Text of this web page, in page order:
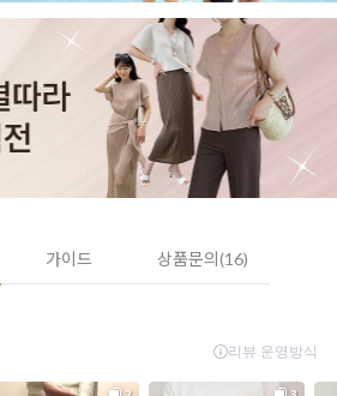
가이드 상품문의(16)